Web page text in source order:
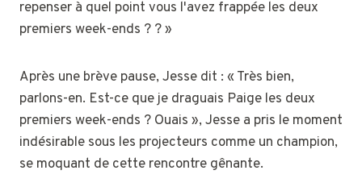
repenser à quel point vous l'avez frappée les deux
premiers week-ends ? ? »
Après une brève pause, Jesse dit : « Très bien,
parlons-en. Est-ce que je draguais Paige les deux
premiers week-ends ? Ouais », Jesse a pris le moment
indésirable sous les projecteurs comme un champion,
se moquant de cette rencontre gênante.